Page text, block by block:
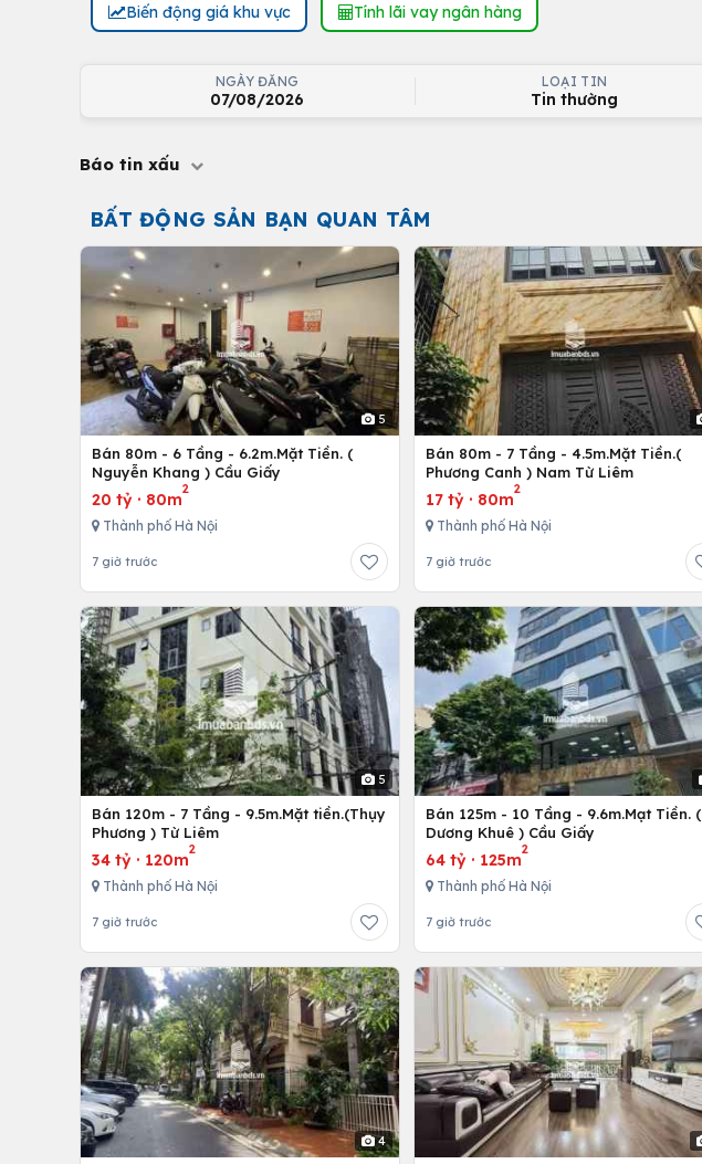
Biến động giá khu vực Tính lãi vay ngân hàng
NGÀY ĐĂNG
07/08/2026
LOẠI TIN
Tin thường
Báo tin xấu
BẤT ĐỘNG SẢN BẠN QUAN TÂM
5
Bán 80m - 6 Tầng - 6.2m.Mặt Tiền. (
Nguyễn Khang ) Cầu Giấy
20 tỷ · 80m
2
Thành phố Hà Nội
7 giờ trước
Bán 80m - 7 Tầng - 4.5m.Mặt Tiền.(
Phương Canh ) Nam Từ Liêm
17 tỷ · 80m
2
Thành phố Hà Nội
7 giờ trước
5
Bán 120m - 7 Tầng - 9.5m.Mặt tiền.(Thụy
Phương ) Từ Liêm
34 tỷ · 120m
2
Thành phố Hà Nội
7 giờ trước
Bán 125m - 10 Tầng - 9.6m.Mạt Tiền. (
Dương Khuê ) Cầu Giấy
64 tỷ · 125m
2
Thành phố Hà Nội
7 giờ trước
4